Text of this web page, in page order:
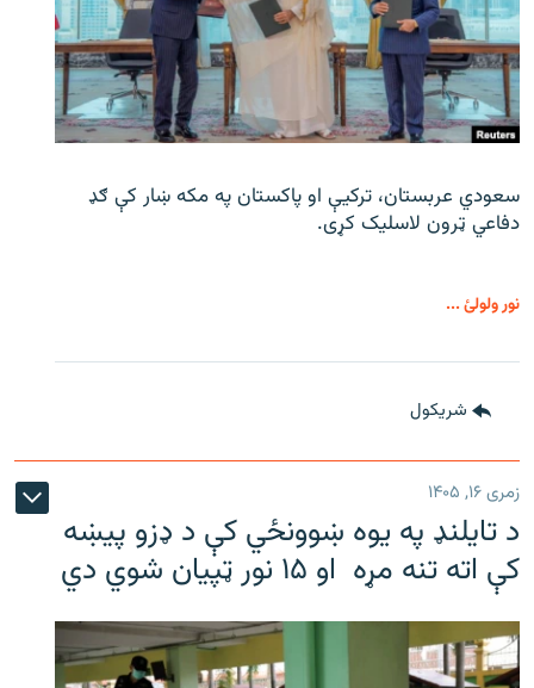
سعودي عربستان، ترکیې او پاکستان په مکه ښار کې ګډ
دفاعي ټرون لاسلیک کړی.
نور ولولئ ...
شريکول
زمری ۱۶, ۱۴۰۵
د تایلنډ په یوه ښوونځي کې د ډزو پیښه
کې اته تنه مړه او ۱۵ نور ټپیان شوي دي